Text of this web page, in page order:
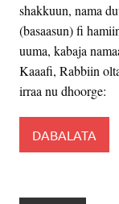
shakkuun, nama
(basaasun) fi
uuma, kabaja
Kaaafi, Rabbiin
irraa nu dhoorge:
DABALATA